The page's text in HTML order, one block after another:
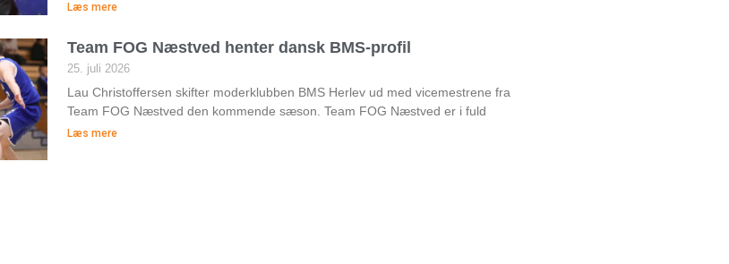
Læs mere
Team FOG Næstved henter dansk BMS-profil
25. juli 2026
Lau Christoffersen skifter moderklubben BMS Herlev ud med vicemestrene fra
Team FOG Næstved den kommende sæson. Team FOG Næstved er i fuld
Læs mere